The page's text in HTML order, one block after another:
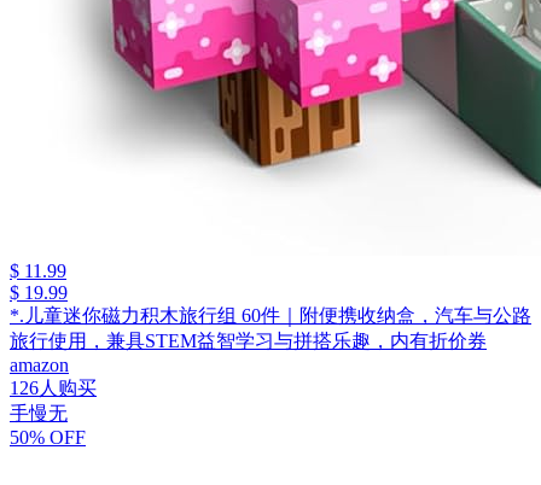
$ 11.99
$ 19.99
*.儿童迷你磁力积木旅行组 60件｜附便携收纳盒，汽车与公路
旅行使用，兼具STEM益智学习与拼搭乐趣，内有折价券
amazon
126人购买
手慢无
50% OFF